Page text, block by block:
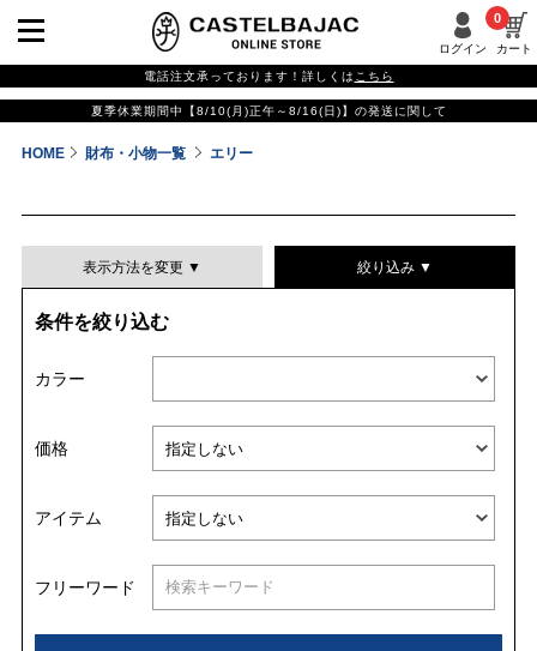
ログイン カート
0
電話注文承っております！詳しくは こちら
夏季休業期間中【8/10(月)正午～8/16(日)】の発送に関して
HOME 財布・小物一覧 エリー
表示方法を変更 ▼
並び替える
絞り込み ▼
条件を絞り込む
カラー
価格
アイテム
フリーワード